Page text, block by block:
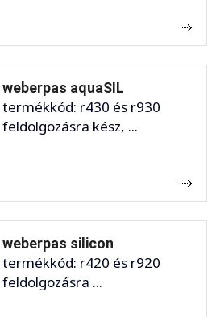
weberpas aquaSIL
termékkód: r430 és r930
feldolgozásra kész, ...
weberpas silicon
termékkód: r420 és r920
feldolgozásra ...